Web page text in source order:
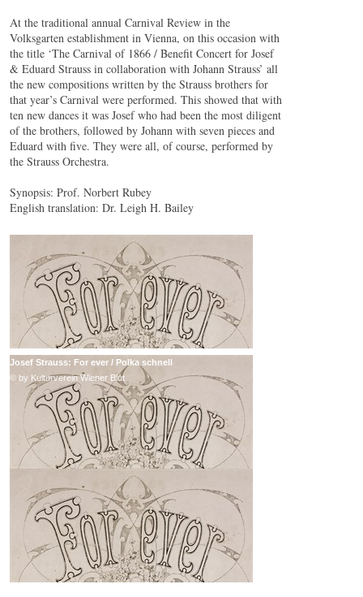
At the traditional annual Carnival Review in the
Volksgarten establishment in Vienna, on this occasion with
the title ‘The Carnival of 1866 / Benefit Concert for Josef
& Eduard Strauss in collaboration with Johann Strauss’ all
the new compositions written by the Strauss brothers for
that year’s Carnival were performed. This showed that with
ten new dances it was Josef who had been the most diligent
of the brothers, followed by Johann with seven pieces and
Eduard with five. They were all, of course, performed by
the Strauss Orchestra.
Synopsis: Prof. Norbert Rubey
English translation: Dr. Leigh H. Bailey
Josef Strauss: For ever / Polka schnell
© by Kulturverein Wiener Blut